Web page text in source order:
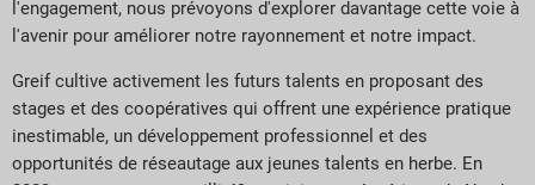
l'engagement, nous prévoyons d'explorer davantage cette voie à
l'avenir pour améliorer notre rayonnement et notre impact.
Greif cultive activement les futurs talents en proposant des
stages et des coopératives qui offrent une expérience pratique
inestimable, un développement professionnel et des
opportunités de réseautage aux jeunes talents en herbe. En